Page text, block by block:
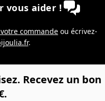
vous aider !
commande ou écrivez-
.
Recevez un bon